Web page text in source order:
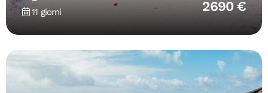
11 giorni 2690 €